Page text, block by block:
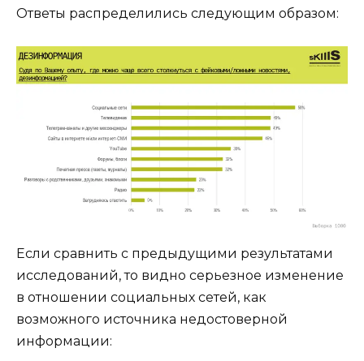
Ответы распределились следующим образом:
Если сравнить с предыдущими результатами
исследований, то видно серьезное изменение
в отношении социальных сетей, как
возможного источника недостоверной
информации: